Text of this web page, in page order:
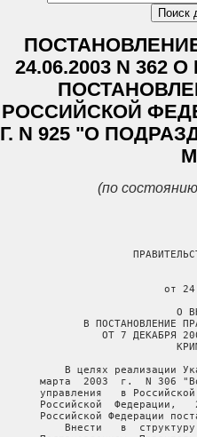
24.06.2003 N
РОССИЙСКОЙ
Г. N 925 "О
(по
от
О
В ПОСТАНОВЛЕНИЕ
ОТ 7 ДЕКАБРЯ
В целях реализации
марта  2003  г.  N 306
управления   в
Российской  Федерации,
Российской Федерации
Внести   в